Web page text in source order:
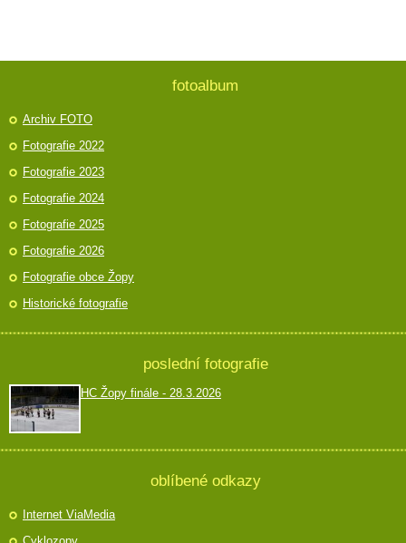
fotoalbum
Archiv FOTO
Fotografie 2022
Fotografie 2023
Fotografie 2024
Fotografie 2025
Fotografie 2026
Fotografie obce Žopy
Historické fotografie
poslední fotografie
HC Žopy finále - 28.3.2026
oblíbené odkazy
Internet ViaMedia